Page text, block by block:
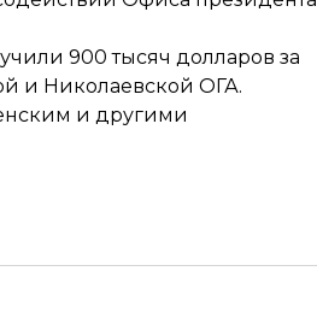
900 тысяч долларов за
и Николаевской ОГА.
и другими